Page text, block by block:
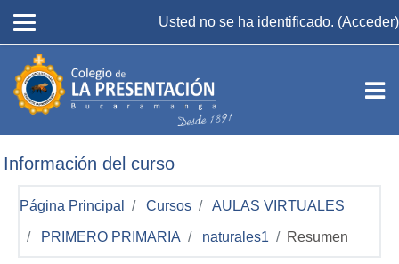
Usted no se ha identificado. (Acceder)
Información del curso
Página Principal Cursos AULAS VIRTUALES
PRIMERO PRIMARIA naturales1 Resumen